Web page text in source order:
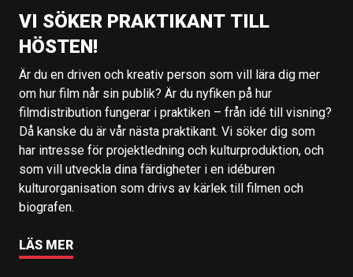
VI SÖKER PRAKTIKANT TILL
HÖSTEN!
Är du en driven och kreativ person som vill lära dig mer
om hur film når sin publik? Är du nyfiken på hur
filmdistribution fungerar i praktiken – från idé till visning?
Då kanske du är vår nästa praktikant. Vi söker dig som
har intresse för projektledning och kulturproduktion, och
som vill utveckla dina färdigheter i en idéburen
kulturorganisation som drivs av kärlek till filmen och
biografen.
LÄS MER